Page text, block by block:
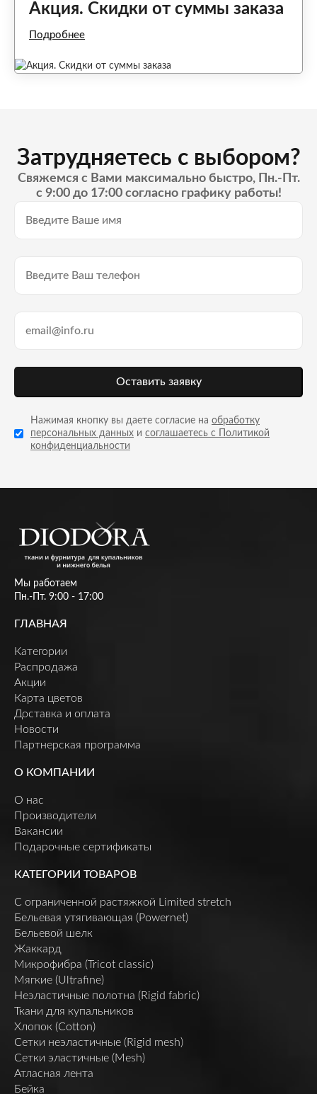
Акция. Скидки от суммы заказа
Подробнее
Затрудняетесь с выбором?
Свяжемся с Вами максимально быстро, Пн.-Пт.
с 9:00 до 17:00 согласно графику работы!
Оставить заявку
Нажимая кнопку вы даете согласие на обработку
персональных данных и соглашаетесь с Политикой
конфиденциальности
Мы работаем
Пн.-Пт. 9:00 - 17:00
ГЛАВНАЯ
Категории
Распродажа
Акции
Карта цветов
Доставка и оплата
Новости
Партнерская программа
О КОМПАНИИ
О нас
Производители
Вакансии
Подарочные сертификаты
КАТЕГОРИИ ТОВАРОВ
C ограниченной растяжкой Limited stretch
Бельевая утягивающая (Powernet)
Бельевой шелк
Жаккард
Микрофибра (Tricot classic)
Мягкие (Ultrafine)
Неэластичные полотна (Rigid fabric)
Ткани для купальников
Хлопок (Cotton)
Сетки неэластичные (Rigid mesh)
Сетки эластичные (Mesh)
Атласная лента
Бейка